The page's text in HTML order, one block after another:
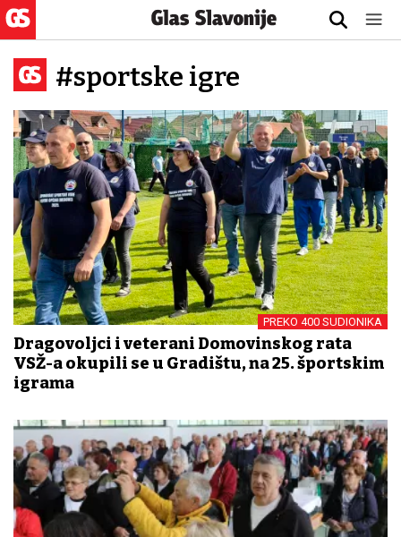
#sportske igre
PREKO 400 SUDIONIKA
Dragovoljci i veterani Domovinskog rata
VSŽ-a okupili se u Gradištu, na 25. športskim
igrama